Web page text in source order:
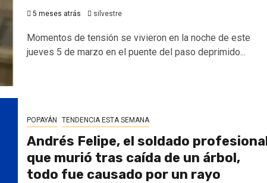
5 meses atrás silvestre
Momentos de tensión se vivieron en la noche de este
jueves 5 de marzo en el puente del paso deprimido...
POPAYÁN TENDENCIA ESTA SEMANA
Andrés Felipe, el soldado
que murió tras caída de un árbol,
todo fue causado por un rayo